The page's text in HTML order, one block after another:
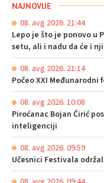
NAJNOVIJE
08. avg 2026. 21:44
Lepo je što je ponovo u
setu, ali i nadu da će i
08. avg 2026. 21:14
Počeo XXI
08. avg 2026. 10:08
Piroćanac Bojan Ćirić
inteligenciji
08. avg 2026. 09:59
Učesnici Festivala